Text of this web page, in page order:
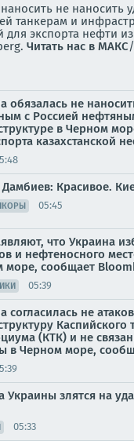
не наносить
танкерам и
экспорта нефти
Читать нас в МАКС
обязалась не
с Россией
в Черном
казахстанской
Дамбиев: Красивое.
05:45
что Украина
и нефтеносного
море, сообщает
05:39
согласилась не
Каспийского
(КТК) и не
в Черном море,
Украины злятся на
05:33